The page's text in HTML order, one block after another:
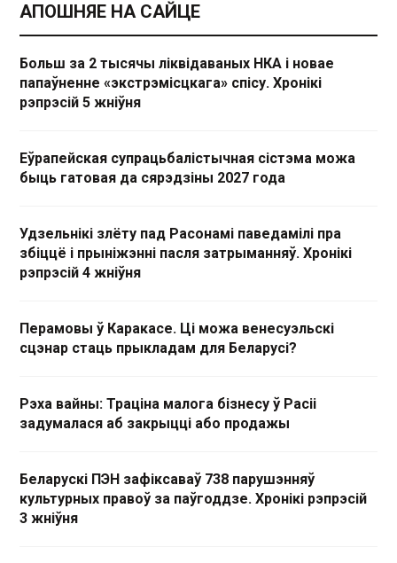
АПОШНЯЕ НА САЙЦЕ
Больш за 2 тысячы ліквідаваных НКА і новае
папаўненне «экстрэмісцкага» спісу. Хронікі
рэпрэсій 5 жніўня
Еўрапейская супрацьбалістычная сістэма можа
быць гатовая да сярэдзіны 2027 года
Удзельнікі злёту пад Расонамі паведамілі пра
збіццё і прыніжэнні пасля затрыманняў. Хронікі
рэпрэсій 4 жніўня
Перамовы ў Каракасе. Ці можа венесуэльскі
сцэнар стаць прыкладам для Беларусі?
Рэха вайны: Траціна малога бізнесу ў Расіі
задумалася аб закрыцці або продажы
Беларускі ПЭН зафіксаваў 738 парушэнняў
культурных правоў за паўгоддзе. Хронікі рэпрэсій
3 жніўня